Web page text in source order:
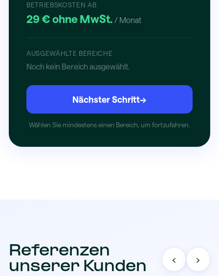
BETRIEBSKOSTEN AB
29 € ohne MwSt. / Monat
AUSGEWÄHLTE BEREICHE
Noch kein Bereich ausgewählt.
Nächster Schritt→
Wählen Sie mindestens einen Bereich, um fortzufahren.
Referenzen
unserer Kunden
‹ ›